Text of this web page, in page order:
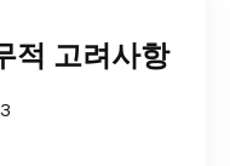
적 고려사항